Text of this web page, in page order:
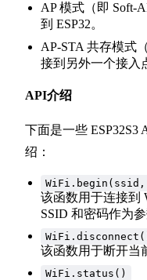
AP 模式（即 Soft-
到 ESP32。
AP-STA 共存模式
接到另外一个接入
API介绍
下面是一些 ESP32S3
绍：
WiFi.begin(ssid,
该函数用于连接到
SSID 和密码作为参
该函数用于断开当
WiFi.status()